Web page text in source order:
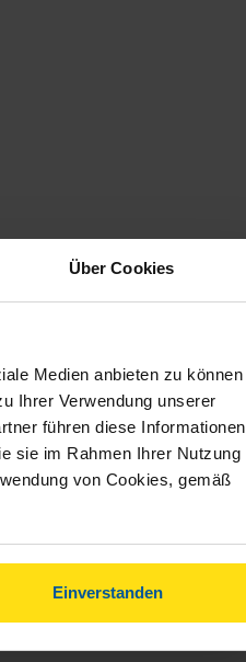
Über Cookies
Medien anbieten zu können
Ihrer Verwendung unserer
führen diese Informationen
sie im Rahmen Ihrer Nutzung
von Cookies, gemäß
Einverstanden